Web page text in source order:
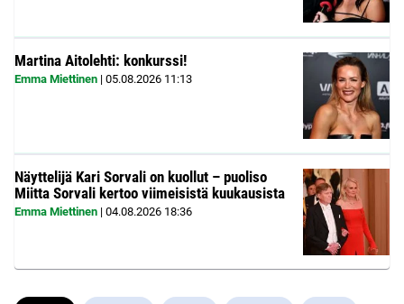
Martina Aitolehti: konkurssi!
Emma Miettinen | 05.08.2026 11:13
Näyttelijä Kari Sorvali on kuollut – puoliso
Miitta Sorvali kertoo viimeisistä kuukausista
Emma Miettinen | 04.08.2026 18:36